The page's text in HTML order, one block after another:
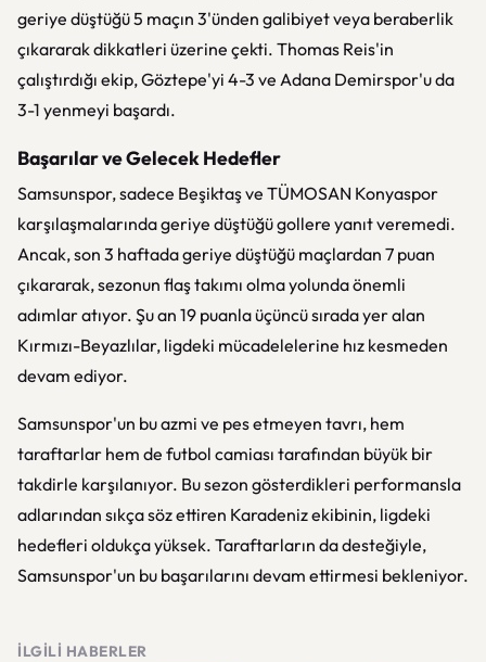
geriye düştüğü 5 maçın 3'ünden galibiyet veya beraberlik
çıkararak dikkatleri üzerine çekti. Thomas Reis'in
çalıştırdığı ekip, Göztepe'yi 4-3 ve Adana Demirspor'u da
3-1 yenmeyi başardı.
Başarılar ve Gelecek Hedefler
Samsunspor, sadece Beşiktaş ve TÜMOSAN Konyaspor
karşılaşmalarında geriye düştüğü gollere yanıt veremedi.
Ancak, son 3 haftada geriye düştüğü maçlardan 7 puan
çıkararak, sezonun flaş takımı olma yolunda önemli
adımlar atıyor. Şu an 19 puanla üçüncü sırada yer alan
Kırmızı-Beyazlılar, ligdeki mücadelelerine hız kesmeden
devam ediyor.
Samsunspor'un bu azmi ve pes etmeyen tavrı, hem
taraftarlar hem de futbol camiası tarafından büyük bir
takdirle karşılanıyor. Bu sezon gösterdikleri performansla
adlarından sıkça söz ettiren Karadeniz ekibinin, ligdeki
hedefleri oldukça yüksek. Taraftarların da desteğiyle,
Samsunspor'un bu başarılarını devam ettirmesi bekleniyor.
İLGILI HABERLER